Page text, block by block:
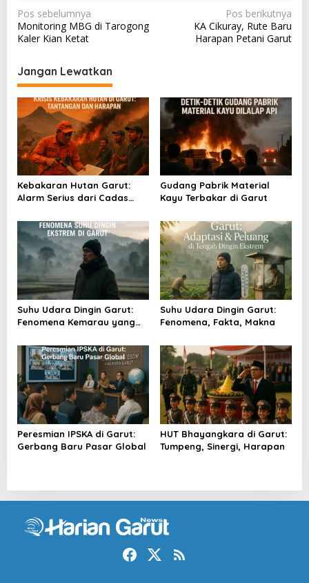
N
a
i
g
a
s
i
p
o
s
Pos sebelumnya
Monitoring MBG di Tarogong
Kaler Kian Ketat
Pos berikutnya
KA Cikuray, Rute Baru
Harapan Petani Garut
Jangan Lewatkan
Kebakaran Hutan Garut:
Alarm Serius dari Cadas
Gudang Pabrik Material
Kayu Terbakar di Garut
Suhu Udara Dingin Garut:
Fenomena Kemarau yang
Suhu Udara Dingin Garut:
Fenomena, Fakta, Makna
Peresmian IPSKA di Garut:
Gerbang Baru Pasar Global
HUT Bhayangkara di Garut:
Tumpeng, Sinergi, Harapan